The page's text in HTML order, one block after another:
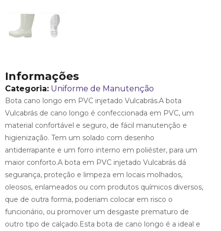
Informações
Categoria: Uniforme de Manutenção
Bota cano longo em PVC injetado Vulcabrás.A bota
Vulcabrás de cano longo é confeccionada em PVC, um
material confortável e seguro, de fácil manutenção e
higienização. Tem um solado com desenho
antiderrapante e um forro interno em poliéster, para um
maior conforto.A bota em PVC injetado Vulcabrás dá
segurança, proteção e limpeza em locais molhados,
oleosos, enlameados ou com produtos químicos diversos,
que de outra forma, poderiam colocar em risco o
funcionário, ou promover um desgaste prematuro de
outro tipo de calçado.Esta bota de cano longo é a ideal e